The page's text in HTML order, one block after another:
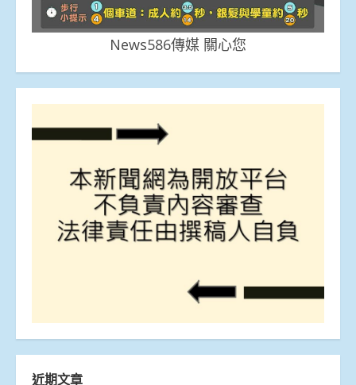
News586傳媒 關心您
近期文章